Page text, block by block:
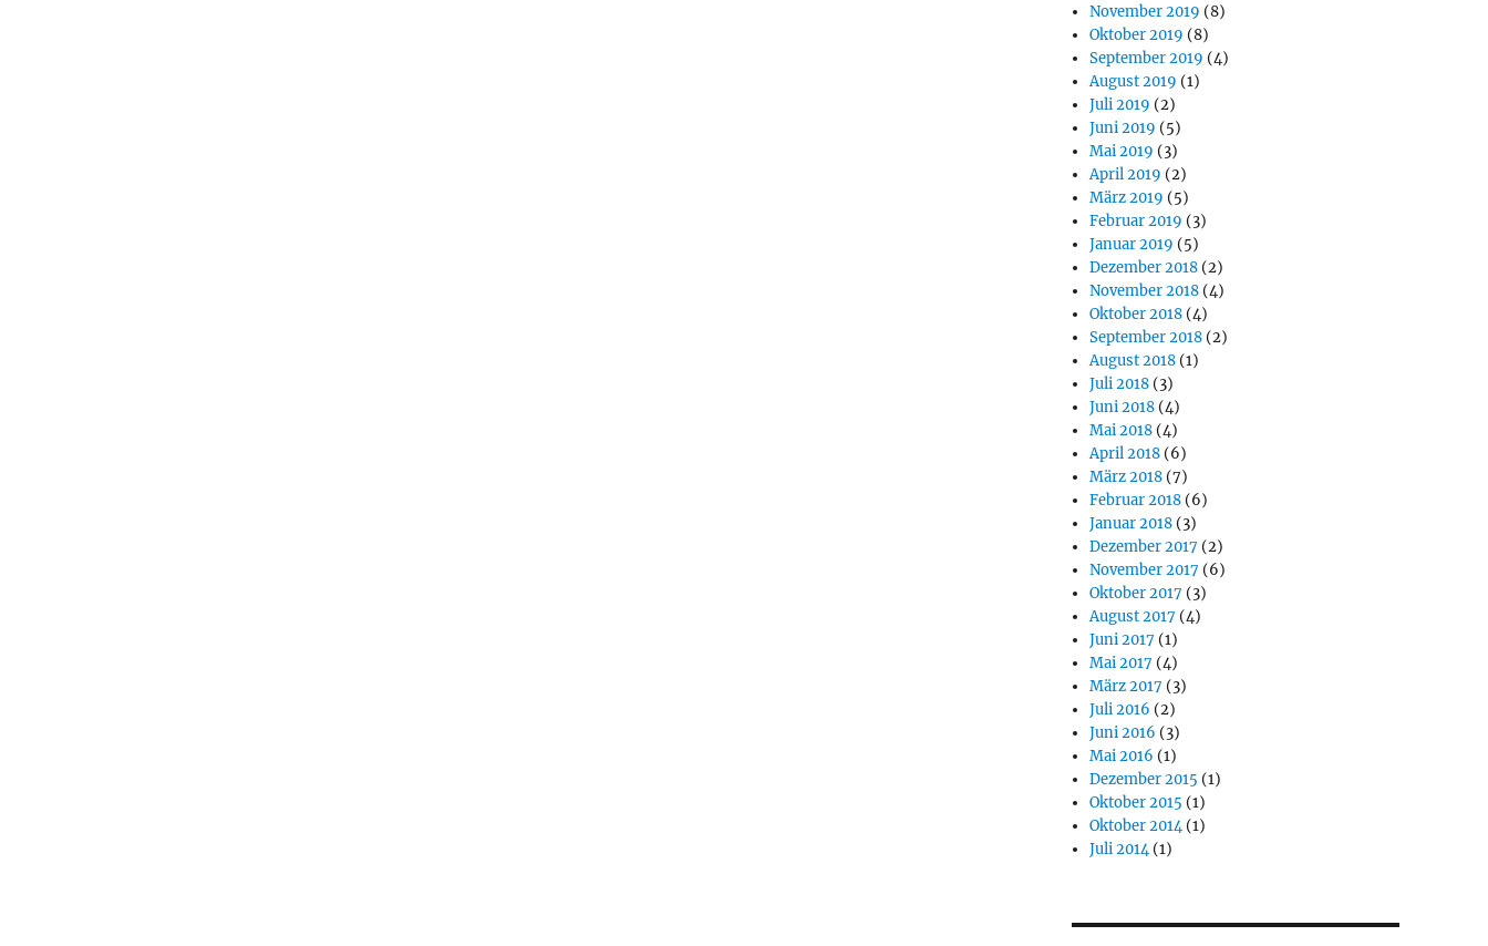
November 2019 (8)
Oktober 2019 (8)
September 2019 (4)
August 2019 (1)
Juli 2019 (2)
Juni 2019 (5)
Mai 2019 (3)
April 2019 (2)
März 2019 (5)
Februar 2019 (3)
Januar 2019 (5)
Dezember 2018 (2)
November 2018 (4)
Oktober 2018 (4)
September 2018 (2)
August 2018 (1)
Juli 2018 (3)
Juni 2018 (4)
Mai 2018 (4)
April 2018 (6)
März 2018 (7)
Februar 2018 (6)
Januar 2018 (3)
Dezember 2017 (2)
November 2017 (6)
Oktober 2017 (3)
August 2017 (4)
Juni 2017 (1)
Mai 2017 (4)
März 2017 (3)
Juli 2016 (2)
Juni 2016 (3)
Mai 2016 (1)
Dezember 2015 (1)
Oktober 2015 (1)
Oktober 2014(1)
Juli 2014(1)